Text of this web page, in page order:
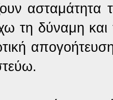
τη δύναμη και